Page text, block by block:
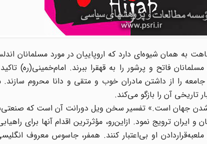
به همان شیوه‌ای دارد که اروپاییان در مورد مسلمانان
فاتح و پرشور را به قهقرا ببرند. امام‌خمینی(ره)
جامعه را از داشتن مادران خوب و متقی و دانا محروم
تاریخی آن را بازگو می‌کند.
جهان‌ است.» تفسیر سخن‌ ویل‌ دورانت‌ آن‌ است‌ که
ایران‌ ترویج نمود. ازاین‌رو، مؤ‌ثرترین‌ اقدام‌ آنها برای‌
او بی‌اعتبار کنند. همفر، جاسوس‌ معروف‌